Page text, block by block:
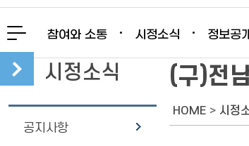
참여와 소통 시정소식 정보공
시정소식
공지사항
(구)전
HOME > 시정